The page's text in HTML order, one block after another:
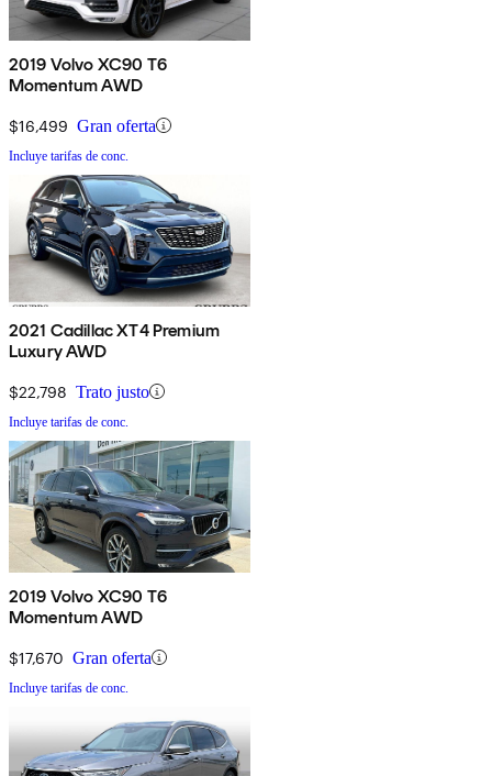
2019 Volvo XC90 T6
Momentum AWD
$16,499 Gran oferta
Incluye tarifas de conc.
2021 Cadillac XT4 Premium
Luxury AWD
$22,798 Trato justo
Incluye tarifas de conc.
2019 Volvo XC90 T6
Momentum AWD
$17,670 Gran oferta
Incluye tarifas de conc.